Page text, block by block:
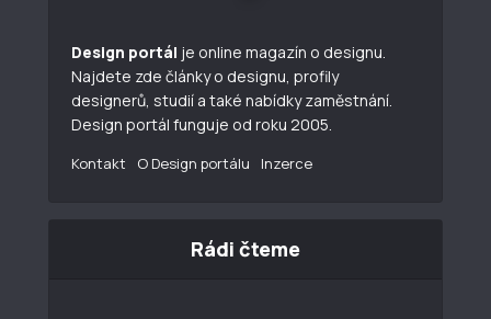
Design portál je online magazín o designu.
Najdete zde články o designu, profily
designerů, studií a také nabídky zaměstnání.
Design portál funguje od roku 2005.
Kontakt O Design portálu Inzerce
Rádi čteme